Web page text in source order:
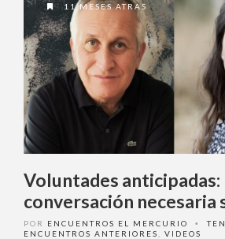
11 MESES ATRAS
Voluntades anticipadas:
conversación necesaria
de la vida
POR ENCUENTROS EL MERCURIO •
ENCUENTROS ANTERIORES
VIDEOS